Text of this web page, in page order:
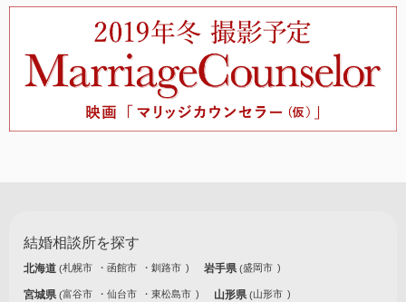
結婚相談所を探す
北海道 札幌市 函館市 釧路市 岩手県 盛岡市
宮城県 富谷市 仙台市 東松島市 山形県 山形市